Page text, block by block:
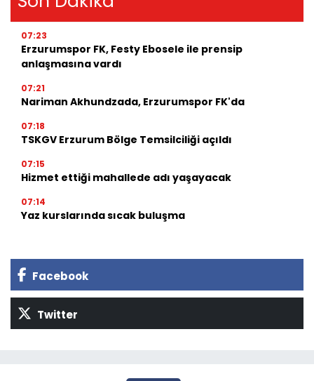
07:23
Erzurumspor FK, Festy Ebosele ile prensip
anlaşmasına vardı
07:21
Nariman Akhundzada, Erzurumspor FK'da
07:18
TSKGV Erzurum Bölge Temsilciliği açıldı
07:15
Hizmet ettiği mahallede adı yaşayacak
07:14
Yaz kurslarında sıcak buluşma
Facebook
Twitter